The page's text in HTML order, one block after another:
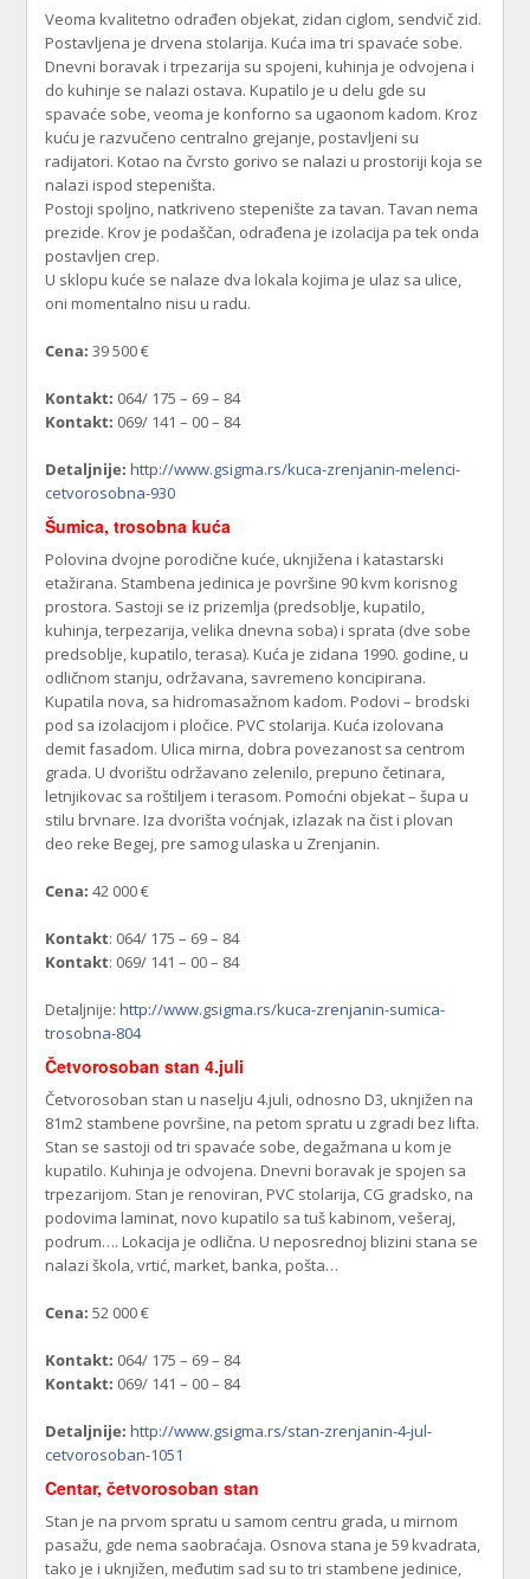
Veoma kvalitetno odrađen objekat, zidan ciglom, sendvič zid.
Postavljena je drvena stolarija. Kuća ima tri spavaće sobe.
Dnevni boravak i trpezarija su spojeni, kuhinja je odvojena i
do kuhinje se nalazi ostava. Kupatilo je u delu gde su
spavaće sobe, veoma je konforno sa ugaonom kadom. Kroz
kuću je razvučeno centralno grejanje, postavljeni su
radijatori. Kotao na čvrsto gorivo se nalazi u prostoriji koja se
nalazi ispod stepeništa.
Postoji spoljno, natkriveno stepenište za tavan. Tavan nema
prezide. Krov je podaščan, odrađena je izolacija pa tek onda
postavljen crep.
U sklopu kuće se nalaze dva lokala kojima je ulaz sa ulice,
oni momentalno nisu u radu.
Cena: 39 500 €
Kontakt: 064/ 175 – 69 – 84
Kontakt: 069/ 141 – 00 – 84
Detaljnije: http://www.gsigma.rs/kuca-zrenjanin-melenci-
cetvorosobna-930
Šumica, trosobna kuća
Polovina dvojne porodične kuće, uknjižena i katastarski
etažirana. Stambena jedinica je površine 90 kvm korisnog
prostora. Sastoji se iz prizemlja (predsoblje, kupatilo,
kuhinja, terpezarija, velika dnevna soba) i sprata (dve sobe
predsoblje, kupatilo, terasa). Kuća je zidana 1990. godine, u
odličnom stanju, održavana, savremeno koncipirana.
Kupatila nova, sa hidromasažnom kadom. Podovi – brodski
pod sa izolacijom i pločice. PVC stolarija. Kuća izolovana
demit fasadom. Ulica mirna, dobra povezanost sa centrom
grada. U dvorištu održavano zelenilo, prepuno četinara,
letnjikovac sa roštiljem i terasom. Pomoćni objekat – šupa u
stilu brvnare. Iza dvorišta voćnjak, izlazak na čist i plovan
deo reke Begej, pre samog ulaska u Zrenjanin.
Cena: 42 000 €
Kontakt: 064/ 175 – 69 – 84
Kontakt: 069/ 141 – 00 – 84
Detaljnije:http://www.gsigma.rs/kuca-zrenjanin-sumica-
trosobna-804
Četvorosoban stan 4.juli
Četvorosoban stan u naselju 4.juli, odnosno D3, uknjižen na
81m2 stambene površine, na petom spratu u zgradi bez lifta.
Stan se sastoji od tri spavaće sobe, degažmana u kom je
kupatilo. Kuhinja je odvojena. Dnevni boravak je spojen sa
trpezarijom. Stan je renoviran, PVC stolarija, CG gradsko, na
podovima laminat, novo kupatilo sa tuš kabinom, vešeraj,
podrum…. Lokacija je odlična. U neposrednoj blizini stana se
nalazi škola, vrtić, market, banka, pošta…
Cena: 52 000 €
Kontakt: 064/ 175 – 69 – 84
Kontakt: 069/ 141 – 00 – 84
Detaljnije: http://www.gsigma.rs/stan-zrenjanin-4-jul-
cetvorosoban-1051
Centar, četvorosoban stan
Stan je na prvom spratu u samom centru grada, u mirnom
pasažu, gde nema saobraćaja. Osnova stana je 59 kvadrata,
tako je i uknjižen, međutim sad su to tri stambene jedinice,